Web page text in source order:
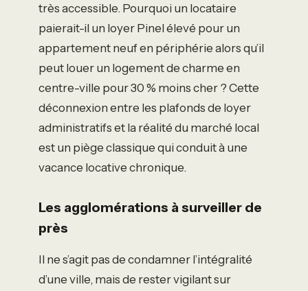
très accessible. Pourquoi un locataire
paierait-il un loyer Pinel élevé pour un
appartement neuf en périphérie alors qu’il
peut louer un logement de charme en
centre-ville pour 30 % moins cher ? Cette
déconnexion entre les plafonds de loyer
administratifs et la réalité du marché local
est un piège classique qui conduit à une
vacance locative chronique.
Les agglomérations à surveiller de
près
Il ne s’agit pas de condamner l’intégralité
d’une ville, mais de rester vigilant sur